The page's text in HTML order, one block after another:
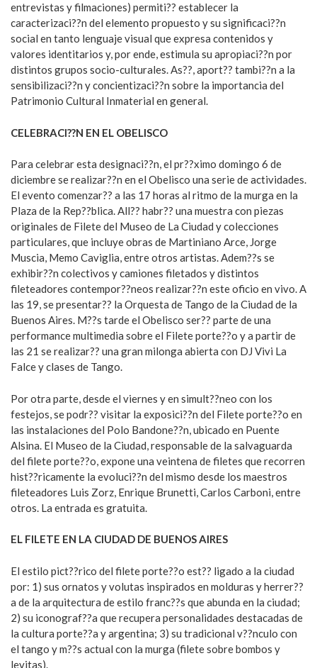
entrevistas y filmaciones) permiti?? establecer la
caracterizaci??n del elemento propuesto y su significaci??n
social en tanto lenguaje visual que expresa contenidos y
valores identitarios y, por ende, estimula su apropiaci??n por
distintos grupos socio-culturales. As??, aport?? tambi??n a la
sensibilizaci??n y concientizaci??n sobre la importancia del
Patrimonio Cultural Inmaterial en general.
CELEBRACI??N EN EL OBELISCO
Para celebrar esta designaci??n, el pr??ximo domingo 6 de
diciembre se realizar??n en el Obelisco una serie de actividades.
El evento comenzar?? a las 17 horas al ritmo de la murga en la
Plaza de la Rep??blica. All?? habr?? una muestra con piezas
originales de Filete del Museo de La Ciudad y colecciones
particulares, que incluye obras de Martiniano Arce, Jorge
Muscia, Memo Caviglia, entre otros artistas. Adem??s se
exhibir??n colectivos y camiones filetados y distintos
fileteadores contempor??neos realizar??n este oficio en vivo. A
las 19, se presentar?? la Orquesta de Tango de la Ciudad de la
Buenos Aires. M??s tarde el Obelisco ser?? parte de una
performance multimedia sobre el Filete porte??o y a partir de
las 21 se realizar?? una gran milonga abierta con DJ Vivi La
Falce y clases de Tango.
Por otra parte, desde el viernes y en simult??neo con los
festejos, se podr?? visitar la exposici??n del Filete porte??o en
las instalaciones del Polo Bandone??n, ubicado en Puente
Alsina. El Museo de la Ciudad, responsable de la salvaguarda
del filete porte??o, expone una veintena de filetes que recorren
hist??ricamente la evoluci??n del mismo desde los maestros
fileteadores Luis Zorz, Enrique Brunetti, Carlos Carboni, entre
otros. La entrada es gratuita.
EL FILETE EN LA CIUDAD DE BUENOS AIRES
El estilo pict??rico del filete porte??o est?? ligado a la ciudad
por: 1) sus ornatos y volutas inspirados en molduras y herrer??
a de la arquitectura de estilo franc??s que abunda en la ciudad;
2) su iconograf??a que recupera personalidades destacadas de
la cultura porte??a y argentina; 3) su tradicional v??nculo con
el tango y m??s actual con la murga (filete sobre bombos y
levitas).